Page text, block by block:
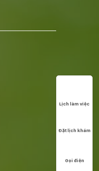
Lịch làm việc
Đặt lịch khám
Gọi điện